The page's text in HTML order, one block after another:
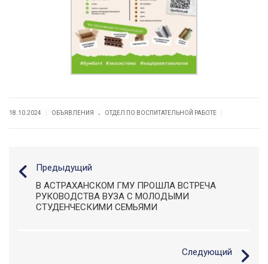
18.10.2024 ОБЪЯВЛЕНИЯ . ОТДЕЛ ПО ВОСПИТАТЕЛЬНОЙ РАБОТЕ
Предыдущий
В АСТРАХАНСКОМ ГМУ ПРОШЛА ВСТРЕЧА
РУКОВОДСТВА ВУЗА С МОЛОДЫМИ
СТУДЕНЧЕСКИМИ СЕМЬЯМИ
Следующий